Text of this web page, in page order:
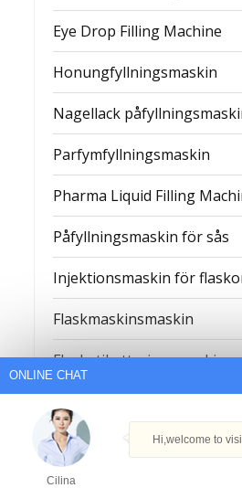
Eye Drop Filling Machine
Honungfyllningsmaskin
Nagellack
Parfymfyllningsmaskin
Pharma Liquid Filling
Påfyllningsmaskin för sås
Injektionsmaskin för
Flaskmaskinsmaskin
Flasketiketteringsmaskin
Kontaktinformation
ONLINE CHAT
Cilina
Hi,welcome to
Cilina